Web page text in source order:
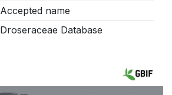
Accepted name
Droseraceae Database